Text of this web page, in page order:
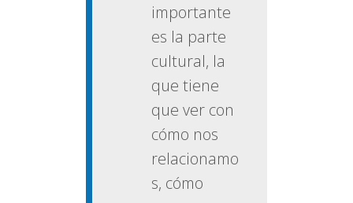
importante
es la parte
cultural, la
que tiene
que ver con
cómo nos
relacionamo
s, cómo